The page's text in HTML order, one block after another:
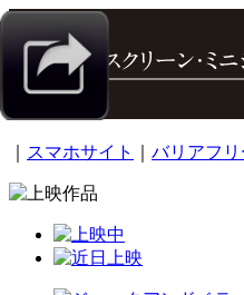
スマホサイト バリアフリ